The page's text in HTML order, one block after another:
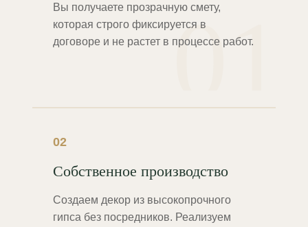
01
Вы получаете прозрачную смету,
которая строго фиксируется в
договоре и не растет в процессе работ.
02
Собственное производство
Создаем декор из высокопрочного
гипса без посредников. Реализуем